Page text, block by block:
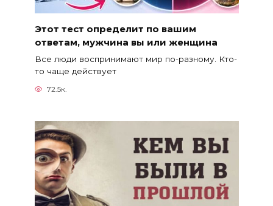
Этот тест определит по вашим
ответам, мужчина вы или женщина
Все люди воспринимают мир по-разному. Кто-
то чаще действует
72.5к.